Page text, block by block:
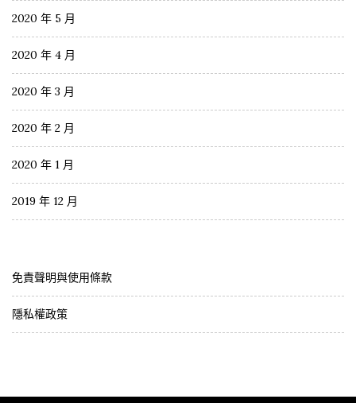
2020 年 5 月
2020 年 4 月
2020 年 3 月
2020 年 2 月
2020 年 1 月
2019 年 12 月
免責聲明與使用條款
隱私權政策